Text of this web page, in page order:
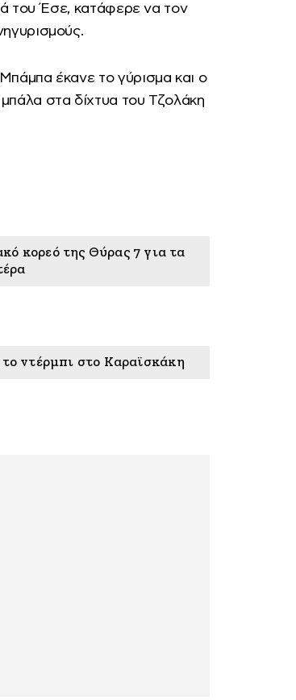
του Έσε, κατάφερε να τον
έκανε το γύρισμα και ο
στα δίχτυα του Τζολάκη
κορεό της Θύρας 7 για τα
ντέρμπι στο Καραϊσκάκη